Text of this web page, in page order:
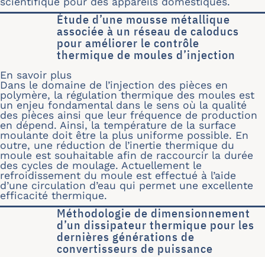
Étude d’une mousse métallique
associée à un réseau de caloducs
pour améliorer le contrôle
thermique de moules d’injection
En savoir plus
Dans le domaine de l’injection des pièces en
polymère, la régulation thermique des moules est
un enjeu fondamental dans le sens où la qualité
des pièces ainsi que leur fréquence de production
en dépend. Ainsi, la température de la surface
moulante doit être la plus uniforme possible. En
outre, une réduction de l’inertie thermique du
moule est souhaitable afin de raccourcir la durée
des cycles de moulage. Actuellement le
refroidissement du moule est effectué à l’aide
d’une circulation d’eau qui permet une excellente
efficacité thermique.
Méthodologie de dimensionnement
d’un dissipateur thermique pour les
dernières générations de
convertisseurs de puissance